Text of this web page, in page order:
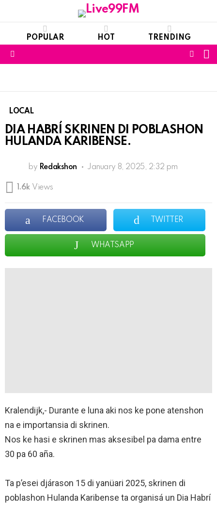
POPULAR HOT TRENDING
LOCAL
DIA HABRÍ SKRINEN DI POBLASHON
HULANDA KARIBENSE.
by Redakshon January 8, 2025, 2:32 pm
1.6k Views
FACEBOOK TWITTER
WHATSAPP
Kralendijk,- Durante e luna aki nos ke pone atenshon
na e importansia di skrinen.
Nos ke hasi e skrinen mas aksesibel pa dama entre
30 pa 60 aña.
Ta p’esei djárason 15 di yanüari 2025, skrinen di
poblashon Hulanda Karibense ta organisá un Dia Habrí